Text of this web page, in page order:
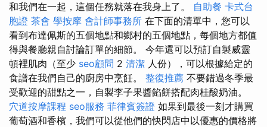
和我們在一起，這個任務就落在我身上了。 自助餐 卡式台
胞證 茶會 學按摩 會計師事務所 在下面的清單中，您可以
看到布達佩斯的五個地點和鄉村的五個地點，每個地方都值
得與餐廳親自討論訂單的細節。 今年還可以預訂自製威靈
頓裡肌肉（至少 seo顧問 2 清潔 人份），可以根據給定的
食譜在我們自己的廚房中烹飪。 整復推薦 不要錯過冬季最
受歡迎的甜點之一，自製李子果醬餡餅搭配肉桂酸奶油。
穴道按摩課程 seo服務 菲律賓簽證 如果到最後一刻才購買
葡萄酒和香檳，我們可以從他們的快閃店中以優惠的價格將